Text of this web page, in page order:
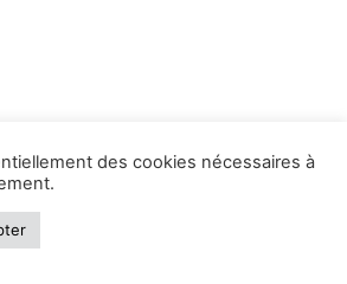
des cookies nécessaires à